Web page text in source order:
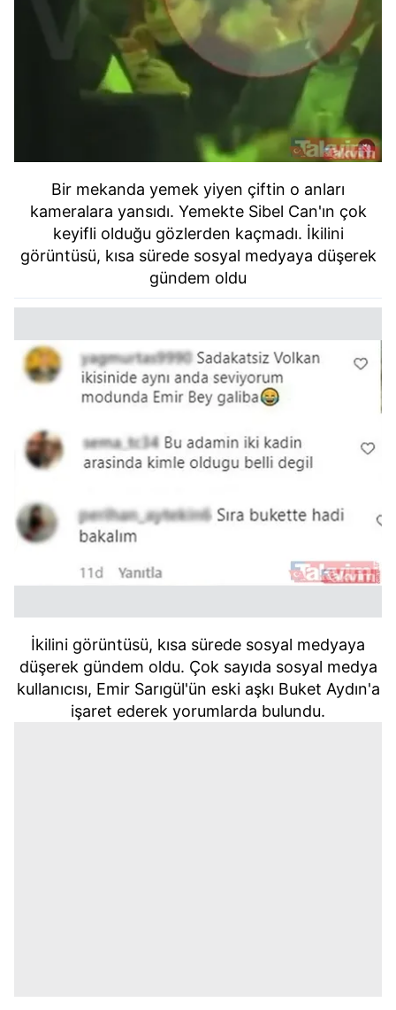
Bir mekanda yemek yiyen çiftin o anları
kameralara yansıdı. Yemekte Sibel Can'ın çok
keyifli olduğu gözlerden kaçmadı. İkilini
görüntüsü, kısa sürede sosyal medyaya düşerek
gündem oldu
İkilini görüntüsü, kısa sürede sosyal medyaya
düşerek gündem oldu. Çok sayıda sosyal medya
kullanıcısı, Emir Sarıgül'ün eski aşkı Buket Aydın'a
işaret ederek yorumlarda bulundu.